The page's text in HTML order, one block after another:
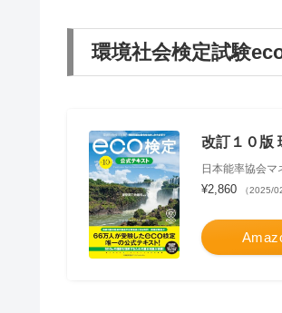
環境社会検定試験
改訂１０版
日本能率協会マ
¥2,860 （2025/